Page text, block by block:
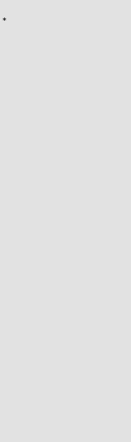
*